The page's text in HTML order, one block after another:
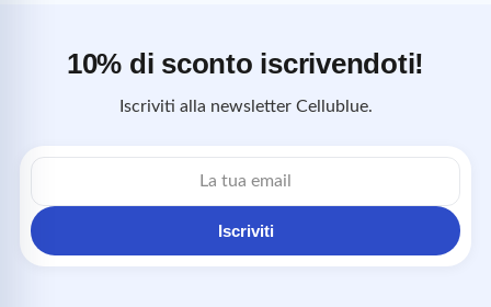
10% di sconto iscrivendoti!
Iscriviti alla newsletter Cellublue.
Indirizzo
email
Iscriviti